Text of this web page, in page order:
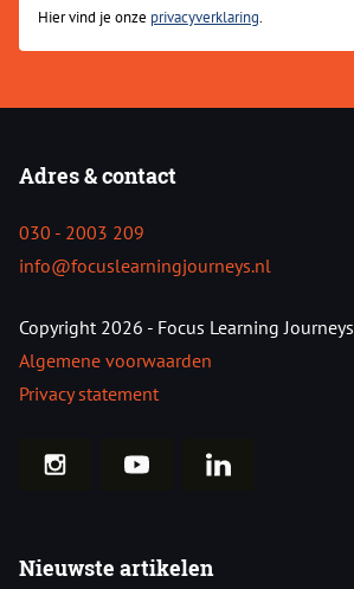
Hier vind je onze privacyverklaring.
Adres & contact
030 - 2003 209
info@focuslearningjourneys.nl
Copyright 2026 - Focus Learning Journeys
Algemene voorwaarden
Privacy statement
Nieuwste artikelen